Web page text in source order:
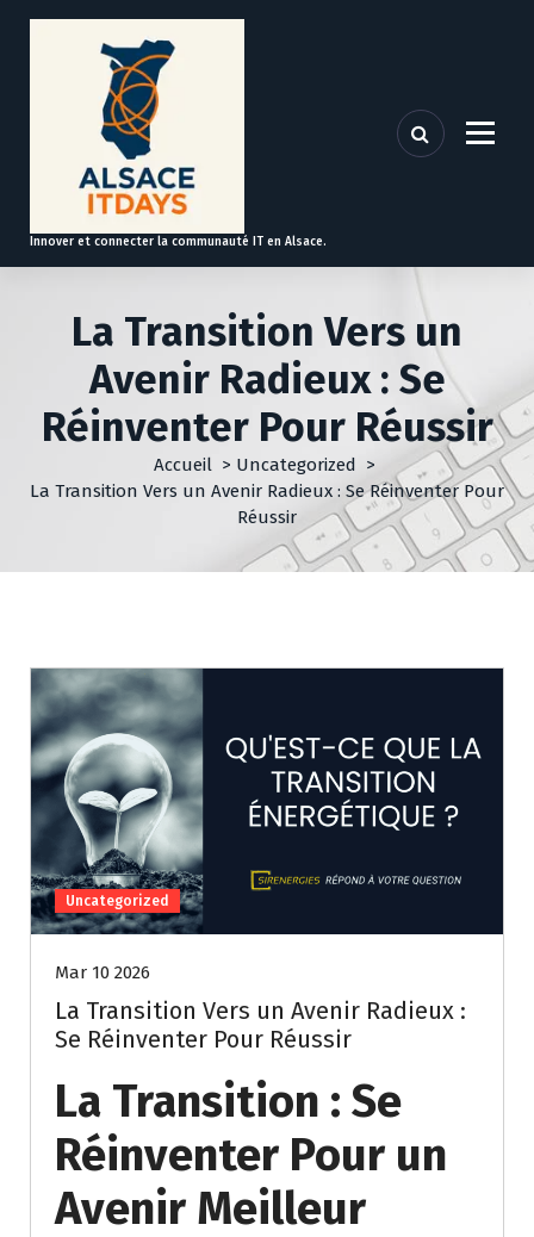
t
Innover et connecter la communauté IT en Alsace.
La Transition Vers un
Avenir Radieux : Se
Réinventer Pour Réussir
Accueil > Uncategorized >
La Transition Vers un Avenir Radieux : Se Réinventer Pour
Réussir
Uncategorized
Mar 10 2026
La Transition Vers un Avenir Radieux :
Se Réinventer Pour Réussir
La Transition : Se
Réinventer Pour un
Avenir Meilleur